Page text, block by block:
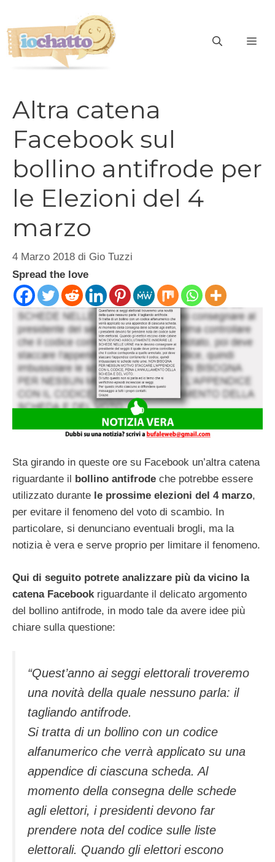
contenuto
Altra catena
Facebook sul
bollino antifrode per
le Elezioni del 4
marzo
4 Marzo 2018 di Gio Tuzzi
Spread the love
Sta girando in queste ore su Facebook un’altra catena
riguardante il
bollino antifrode che potrebbe essere
utilizzato durante le prossime elezioni del 4 marzo,
per evitare il fenomeno del voto di scambio. In
particolare, si denunciano eventuali brogli, ma la
notizia è vera e serve proprio per limitare il fenomeno.
Qui di seguito potrete analizzare più da vicino la
catena Facebookriguardante il delicato argomento
del bollino antifrode, in modo tale da avere idee più
chiare sulla questione:
“Quest’anno ai seggi elettorali troveremo
una novità della quale nessuno parla: il
tagliando antifrode.
Si tratta di un bollino con un codice
alfanumerico che verrà applicato su una
appendice di ciascuna scheda. Al
momento della consegna delle schede
agli elettori, i presidenti devono far
prendere nota del codice sulle liste
elettorali. Quando gli elettori escono